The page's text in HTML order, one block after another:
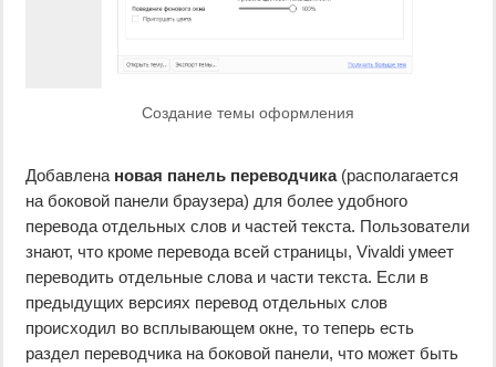
Создание темы оформления
Добавлена новая панель переводчика(располагается
на боковой панели браузера) для более удобного
перевода отдельных слов и частей текста. Пользователи
знают, что кроме перевода всей страницы, Vivaldi умеет
переводить отдельные слова и части текста. Если в
предыдущих версиях перевод отдельных слов
происходил во всплывающем окне, то теперь есть
раздел переводчика на боковой панели, что может быть